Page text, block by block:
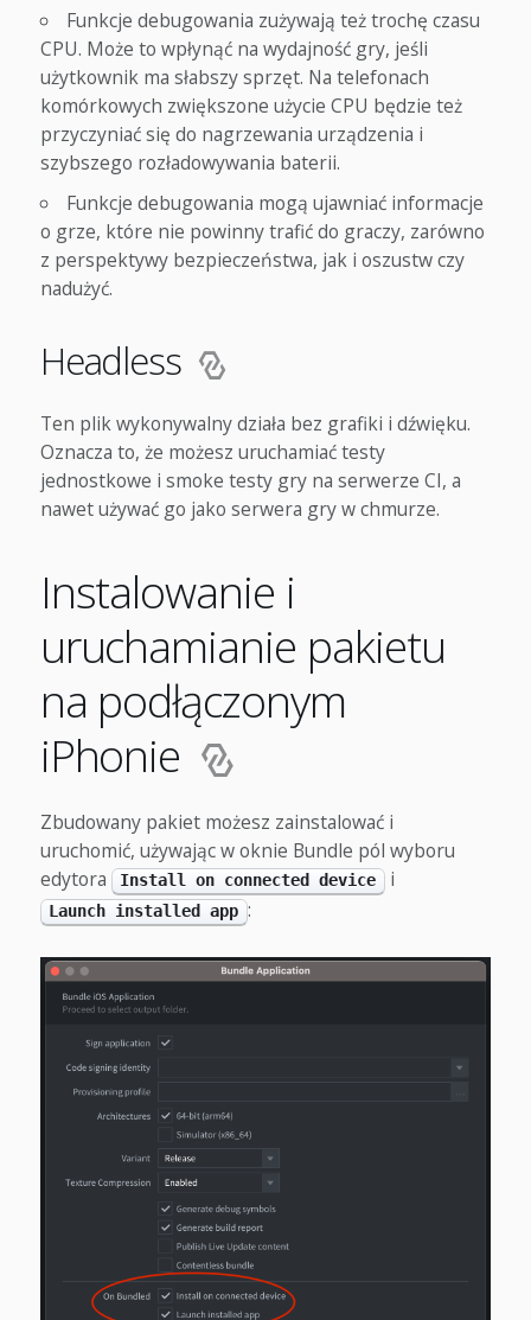
Funkcje debugowania zużywają też trochę czasu
CPU. Może to wpłynąć na wydajność gry, jeśli
użytkownik ma słabszy sprzęt. Na telefonach
komórkowych zwiększone użycie CPU będzie też
przyczyniać się do nagrzewania urządzenia i
szybszego rozładowywania baterii.
Funkcje debugowania mogą ujawniać informacje
o grze, które nie powinny trafić do graczy, zarówno
z perspektywy bezpieczeństwa, jak i oszustw czy
nadużyć.
Headless
Ten plik wykonywalny działa bez grafiki i dźwięku.
Oznacza to, że możesz uruchamiać testy
jednostkowe i smoke testy gry na serwerze CI, a
nawet używać go jako serwera gry w chmurze.
Instalowanie i
uruchamianie pakietu
na podłączonym
iPhonie
Zbudowany pakiet możesz zainstalować i
uruchomić, używając w oknie Bundle pól wyboru
edytora
Install on connected device i
Launch installed app :